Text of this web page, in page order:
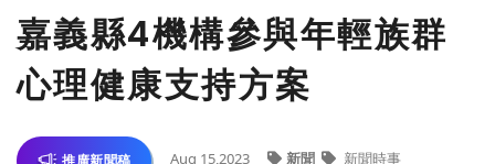
嘉義縣4機構參與年輕族群
心理健康支持方案
推廣新聞稿 Aug 15,2023 新聞 新聞時事